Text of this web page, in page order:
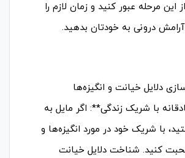
این مرحله عبور کنید و زمان لازم را
درونی به خودتان بدهید.
با شریک زندگی**: اگر مایل به
با شریک خود در مورد انگیزه‌ها و
کنید. شناخت دلایل خیانت